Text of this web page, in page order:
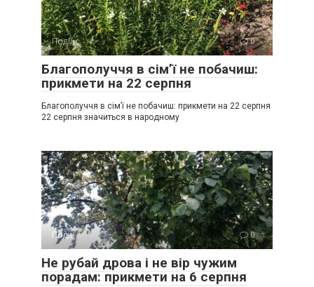
Події 0
Благополуччя в сім’ї не побачиш:
прикмети на 22 серпня
Благополуччя в сім’ї не побачиш: прикмети на 22 серпня
22 серпня значиться в народному
Події 0
Не рубай дрова і не вір чужим
порадам: прикмети на 6 серпня